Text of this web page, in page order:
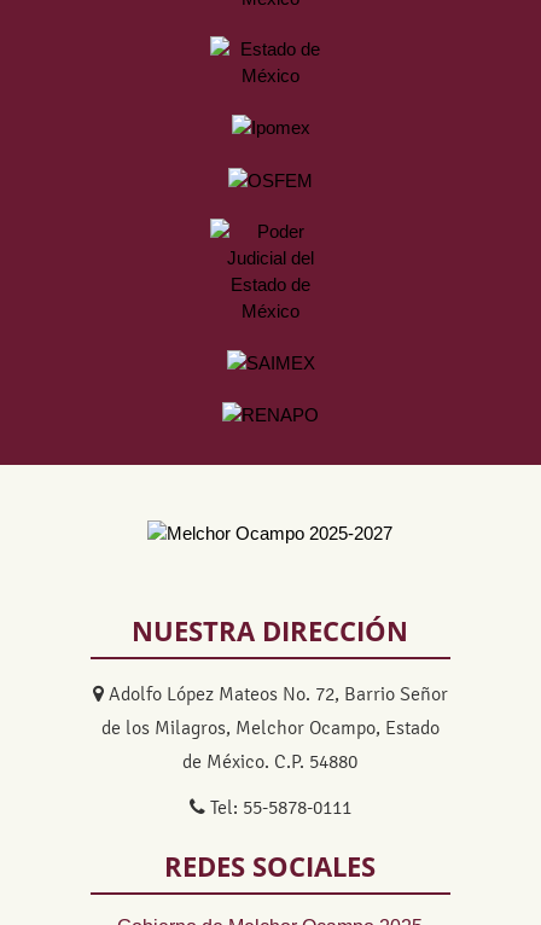
NUESTRA DIRECCIÓN
Adolfo López Mateos No. 72, Barrio Señor
de los Milagros, Melchor Ocampo, Estado
de México. C.P. 54880
Tel: 55-5878-0111
REDES SOCIALES